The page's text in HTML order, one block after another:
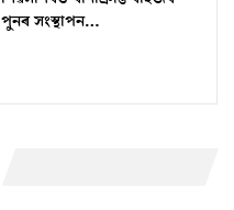
পুনৰ সংস্থাপন…